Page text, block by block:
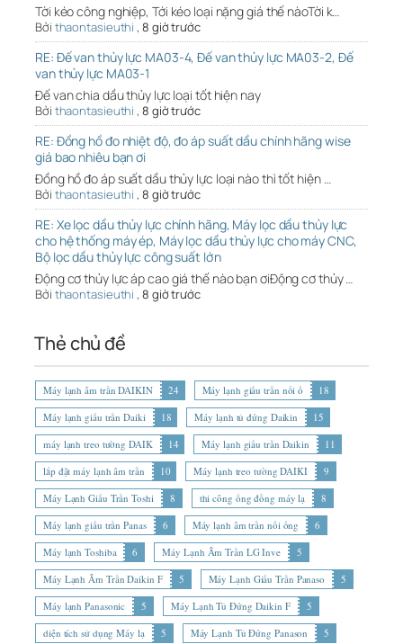
Tời kéo công nghiệp, Tới kéo loại nặng giá thế nàoTời k…
Bởi thaontasieuthi , 8 giờ trước
RE: Đế van thủy lực MA03-4, Đế van thủy lực MA03-2, Đế
van thủy lực MA03-1
Đế van chia dầu thủy lực loại tốt hiện nay
Bởi thaontasieuthi , 8 giờ trước
RE: Đồng hồ đo nhiệt độ, đo áp suất dầu chính hãng wise
giá bao nhiêu bạn ơi
Đồng hồ đo áp suất dầu thủy lực loại nào thì tốt hiện …
Bởi thaontasieuthi , 8 giờ trước
RE: Xe lọc dầu thủy lực chính hãng, Máy lọc dầu thủy lực
cho hệ thống máy ép, Máy lọc dầu thủy lực cho máy CNC,
Bộ lọc dầu thủy lực công suất lớn
Động cơ thủy lực áp cao giá thế nào bạn ơiĐộng cơ thủy …
Bởi thaontasieuthi , 8 giờ trước
Thẻ chủ đề
Máy lạnh âm trần DAIKIN 24 Máy lạnh giấu trần nối ố
18
Máy lạnh giấu trần Daiki
18 Máy lạnh tủ đứng Daikin
15
máy lạnh treo tường DAIK
14 Máy lạnh giấu trần Daikin
11
lắp đặt máy lạnh âm trần
10 Máy lạnh treo tường DAIKI
9
Máy Lạnh Giấu Trần Toshi
8 thi công ống đồng máy lạ
8
Máy lạnh giấu trần Panas
6 Máy lạnh âm trần nối ống
6
Máy lạnh Toshiba
6 Máy Lạnh Âm Trần LG Inve
5
Máy Lạnh Âm Trần Daikin F
5 Máy Lạnh Giấu Trần Panaso
5
Máy lạnh Panasonic
5 Máy Lạnh Tủ Đứng Daikin F
5
diện tích sử dụng Máy lạ
5 Máy Lạnh Tủ Đứng Panason 5